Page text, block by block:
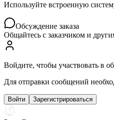
Используйте встроенную
Обсуждение заказа
Общайтесь с заказчиком и
Войдите, чтобы участвовать в
Для отправки сообщений
Войти Зарегистрироваться